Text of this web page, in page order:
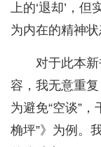
上的‘退却’，
为内在的精神
对于此本
容，我无意重
为避免“空谈”
桷坪”》为例。